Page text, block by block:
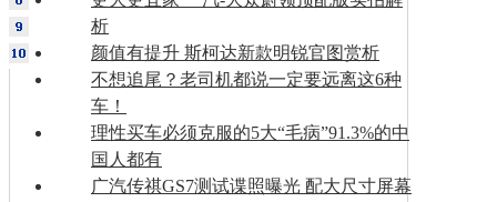
析
颜值有提升 斯柯达新款明锐官图赏析
不想追尾？老司机都说一定要远离这6种
车！
理性买车必须克服的5大“毛病”91.3%的中
国人都有
广汽传祺GS7测试谍照曝光 配大尺寸屏幕